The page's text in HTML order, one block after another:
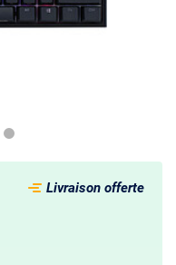
Livraison offerte